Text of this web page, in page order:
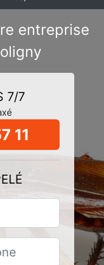
entreprise
7/7
11